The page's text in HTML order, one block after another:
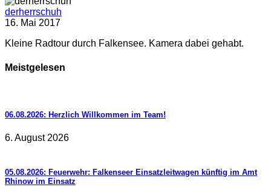
derherrschuh
16. Mai 2017
Kleine Radtour durch Falkensee. Kamera dabei gehabt.
Meistgelesen
06.08.2026: Herzlich Willkommen im Team!
6. August 2026
05.08.2026: Feuerwehr: Falkenseer Einsatzleitwagen künftig im Amt
Rhinow im Einsatz